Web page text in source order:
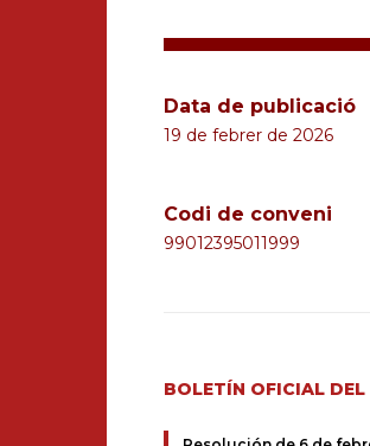
Data de publicació
19 de febrer de 2026
Codi de conveni
99012395011999
BOLETÍN OFICIAL